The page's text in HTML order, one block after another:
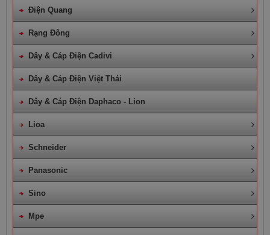
Điện Quang
Rạng Đông
Dây & Cáp Điện Cadivi
Dây & Cáp Điện Việt Thái
Dây & Cáp Điện Daphaco - Lion
Lioa
Schneider
Panasonic
Sino
Mpe